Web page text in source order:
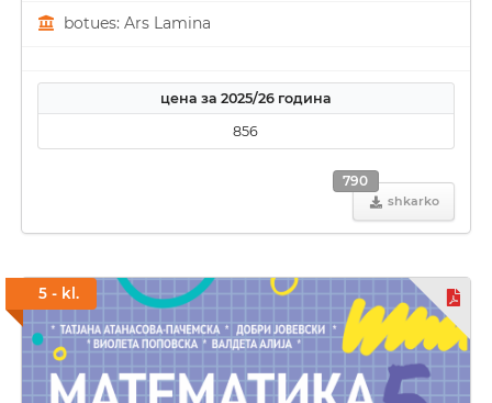
botues: Ars Lamina
цена за 2025/26 година
856
shkarko
790
5 - kl.